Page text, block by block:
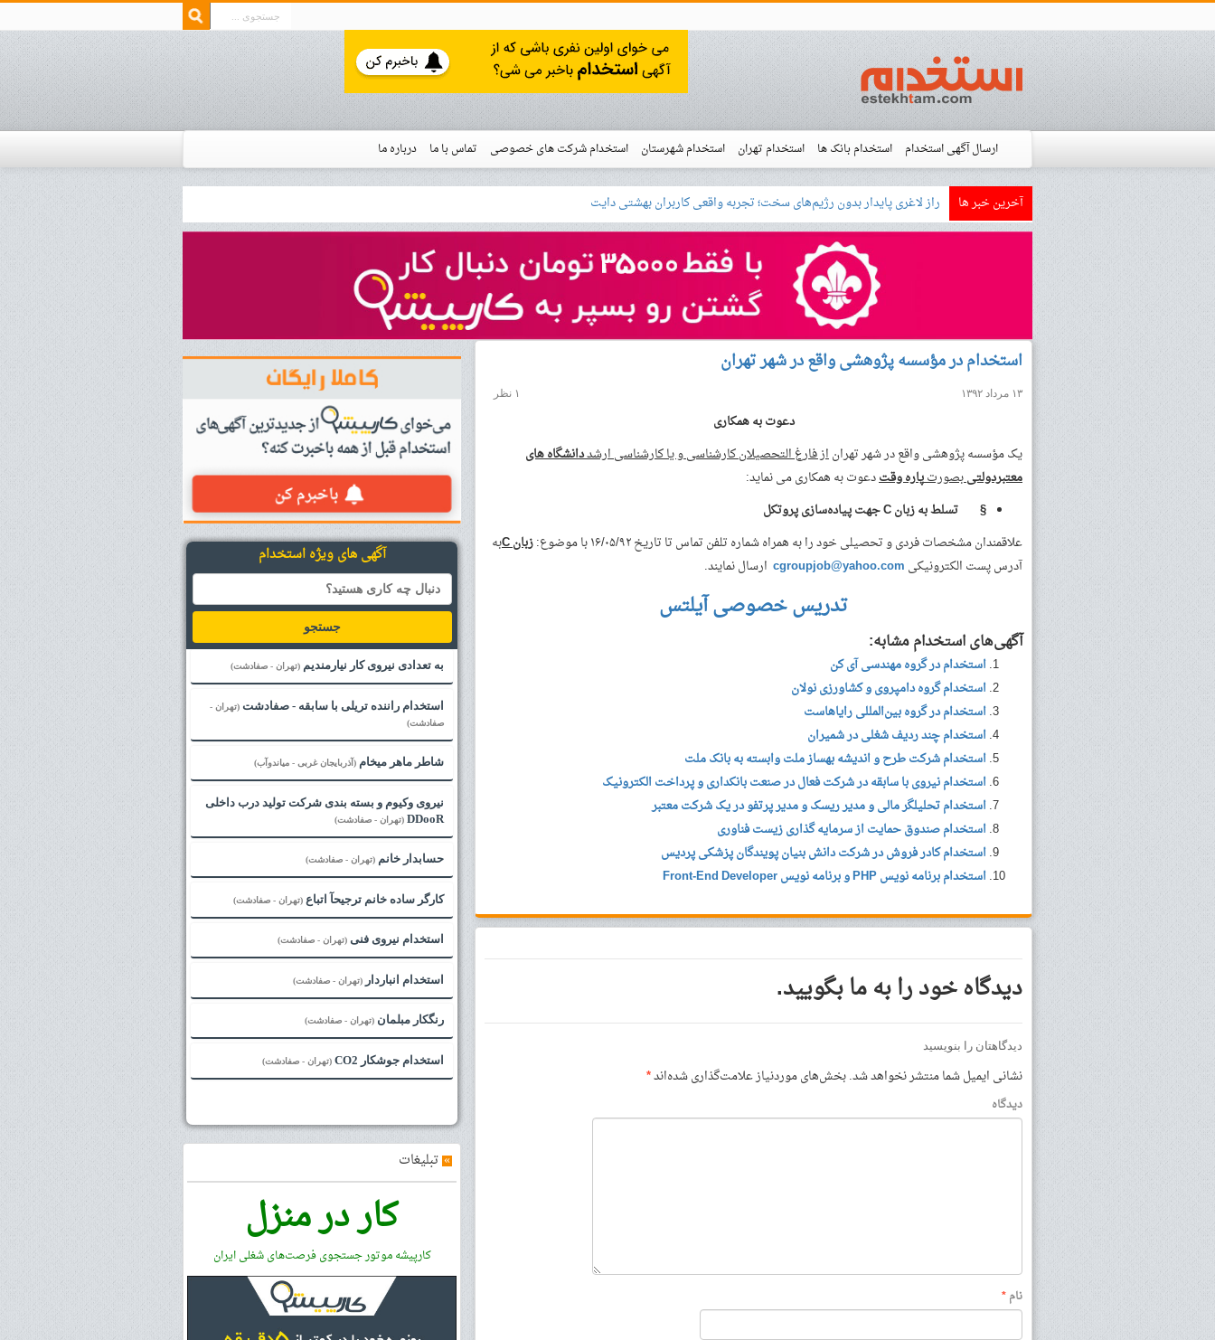
ارسال آگهی استخدام استخدام بانک ها استخدام تهران استخدام شهرستان استخدام شرکت های خصوصی تماس با ما
درباره ما
نوار زمان استخدام
استخدام شده ها
آموزش فروشگاه استخدام
آخرین خبر ها بازار کار زبان آلمانی چگونه
استخدام در مؤسسه پژوهشی واقع در شهر تهران
۱۳ مرداد ۱۳۹۲ ۱ نظر
دعوت به همکاری
یک مؤسسه پژوهشی واقع در شهر تهراناز فارغ التحصیلان کارشناسی و یا کارشناسی ارشددانشگاه های
معتبردولتیبصورتپاره وقتدعوت به همکاری می نماید:
§ تسلط به زبانCجهت پیاده‌سازی پروتکل
علاقمندان مشخصات فردی و تحصیلی خود را به همراه شماره تلفن تماس تا تاریخ ۱۶/۰۵/۹۲ با موضوع:
زبانCبه
آدرس پست الکترونیکی cgroupjob@yahoo.com ارسال نمایند.
تدریس خصوصی آیلتس
آگهی‌های استخدام مشابه:
استخدام در گروه مهندسی آی کن
استخدام گروه دامپروی و کشاورزی نولان
استخدام در گروه بین‌المللی رایاهاست
استخدام چند ردیف شغلی در شمیران
استخدام شرکت طرح و اندیشه بهساز ملت وابسته به بانک ملت
استخدام نیروی با سابقه در شرکت فعال در صنعت بانکداری و پرداخت الکترونیک
استخدام تحلیلگر مالی و مدیر ریسک و مدیر پرتفو در یک شرکت معتبر
استخدام صندوق حمایت از سرمایه گذاری زیست فناوری
استخدام کادر فروش در شرکت دانش بنیان پویندگان پزشکی پردیس
استخدام برنامه نویس PHP و برنامه نویس Front-End Developer
دیدگاه خود را به ما بگویید.
دیدگاهتان را بنویسید
نشانی ایمیل شما منتشر نخواهد شد.بخش‌های موردنیاز علامت‌گذاری شده‌اند*
دیدگاه
نام*
آگهی های ویژه استخدام
جستجو
به تعدادی نیروی کار نیارمندیم (تهران - صفادشت)
استخدام راننده تریلی با سابقه - صفادشت (تهران -
صفادشت)
شاطر ماهر میخام (آذربایجان غربی - میاندوآب)
نیروی وکیوم و بسته بندی شرکت تولید درب داخلی
DDooR (تهران - صفادشت)
حسابدار خانم (تهران - صفادشت)
کارگر ساده خانم ترجیحآ اتباع (تهران - صفادشت)
استخدام نیروی فنی (تهران - صفادشت)
استخدام انباردار (تهران - صفادشت)
رنگکار مبلمان (تهران - صفادشت)
استخدام جوشکار CO2 (تهران - صفادشت)
»تبلیغات
کار در منزل
کارپیشه موتور جستجوی فرصت‌های شغلی ایران